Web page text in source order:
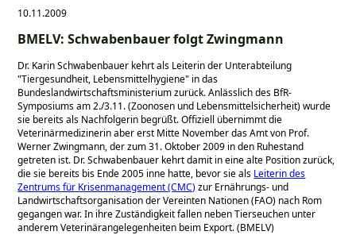
10.11.2009
BMELV: Schwabenbauer folgt Zwingmann
Dr. Karin Schwabenbauer kehrt als Leiterin der Unterabteilung
Tiergesundheit, Lebensmittelhygiene in das
Bundeslandwirtschaftsministerium zurück. Anlässlich des BfR-
Symposiums am 2./3.11. (Zoonosen und Lebensmittelsicherheit) wurde
sie bereits als Nachfolgerin begrüßt. Offiziell übernimmt die
Veterinärmedizinerin aber erst Mitte November das Amt von Prof.
Werner Zwingmann, der zum 31. Oktober 2009 in den Ruhestand
getreten ist. Dr. Schwabenbauer kehrt damit in eine alte Position zurück,
die sie bereits bis Ende 2005 inne hatte, bevor sie als Leiterin des
Zentrums für Krisenmanagement (CMC)zur Ernährungs- und
Landwirtschaftsorganisation der Vereinten Nationen (FAO) nach Rom
gegangen war. In ihre Zuständigkeit fallen neben Tierseuchen unter
anderem Veterinärangelegenheiten beim Export. (BMELV)